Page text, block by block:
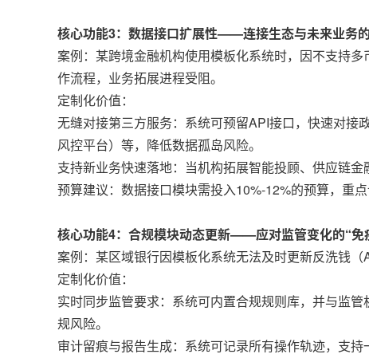
核心功能3：数据接口扩展性——连接生态与未来业务
案例：某跨境金融机构使用模板化系统时，因不支持
作流程，业务拓展进程受阻。
定制化价值：
无缝对接第三方服务：系统可预留API接口，快速对
风控平台）等，降低数据孤岛风险。
支持新业务快速落地：当机构拓展智能投顾、供应链
预算建议：数据接口模块需投入10%-12%的预算，重
核心功能4：合规模块动态更新——应对监管变化的“免
案例：某区域银行因模板化系统无法及时更新反洗钱
定制化价值：
实时同步监管要求：系统可内置合规规则库，并与监
规风险。
审计留痕与报告生成：系统可记录所有操作轨迹，支持